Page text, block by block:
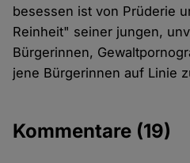
besessen ist von Prüderie
Reinheit" seiner jungen,
Bürgerinnen,
jene Bürgerinnen auf Linie
Kommentare (19)